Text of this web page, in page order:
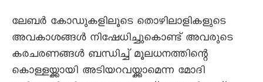
ലേബർ കോഡുകളിലൂടെ തൊഴിലാളികളുടെ
അവകാശങ്ങൾ നിഷേധിച്ചുകൊണ്ട് അവരുടെ
കരചരണങ്ങൾ ബന്ധിച്ച് മൂലധനത്തിന്റെ
കൊള്ളയ്ക്കായി അടിയറവയ്ക്കാമെന്ന മോദി